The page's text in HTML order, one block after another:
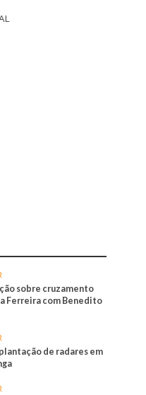
sobre cruzamento
Ferreira com Benedito
de radares em